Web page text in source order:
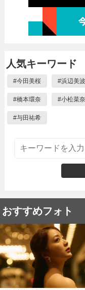
人気キーワード
#今田美桜 #浜辺美波
#橋本環奈 #小松菜奈
#与田祐希
おすすめフォト